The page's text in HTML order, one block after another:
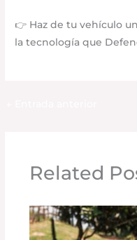
👉 Haz de tu vehículo
la tecnología que
Related